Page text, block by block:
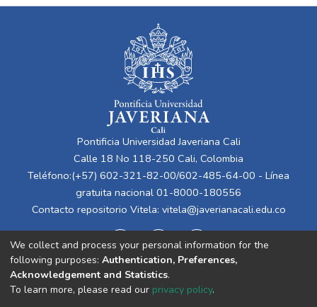
Pontificia Universidad Javeriana Cali
Calle 18 No 118-250 Cali, Colombia
Teléfono:(+57) 602-321-82-00/602-485-64-00 - Línea
gratuita nacional 01-8000-180556
Contacto repositorio Vitela: vitela@javerianacali.edu.co
We collect and process your personal information for the
following purposes: Authentication, Preferences,
Acknowledgement and Statistics.
To learn more, please read our privacy policy.